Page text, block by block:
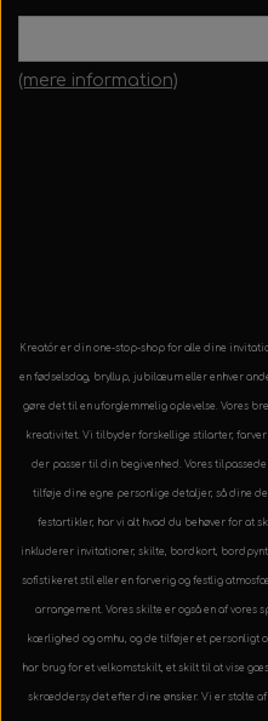
(mere information)
Kreatór er din one-stop-shop for alle dine
en fødselsdag, bryllup, jubilæum eller enhver
gøre det til en uforglemmelig oplevelse. Vores
kreativitet. Vi tilbyder forskellige stilarter,
der passer til din begivenhed. Vores
tilføje dine egne personlige detaljer, så dine
festartikler, har vi alt hvad du behøver for at
inkluderer invitationer, skilte, bordkort, bordpynt
sofistikeret stil eller en farverig og festlig
arrangement. Vores skilte er også en af vores
kærlighed og omhu, og de tilføjer et personligt
har brug for et velkomstskilt, et skilt til at vise
skræddersy det efter dine ønsker. Vi er stolte